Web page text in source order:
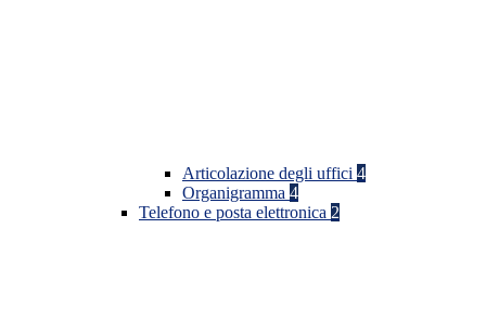
Articolazione degli uffici 4
Organigramma 4
Telefono e posta elettronica 2